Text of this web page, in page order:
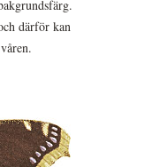
därför kan